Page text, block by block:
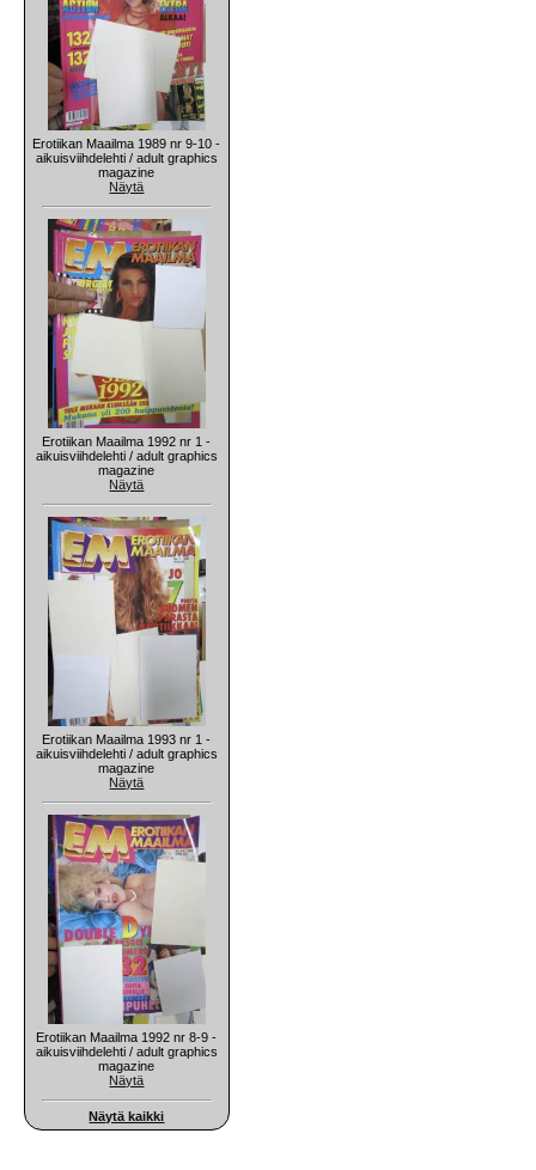
Erotiikan Maailma 1989 nr 9-10 -
aikuisviihdelehti / adult graphics
magazine
Näytä
Erotiikan Maailma 1992 nr 1 -
aikuisviihdelehti / adult graphics
magazine
Näytä
Erotiikan Maailma 1993 nr 1 -
aikuisviihdelehti / adult graphics
magazine
Näytä
Erotiikan Maailma 1992 nr 8-9 -
aikuisviihdelehti / adult graphics
magazine
Näytä
Näytä kaikki